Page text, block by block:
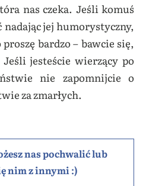
nas czeka. Jeśli komuś
nadając jej humorystyczny,
bardzo – bawcie się,
jesteście wierzący po
nie zapomnijcie o
za zmarłych.
nas pochwalić lub
nim z innymi :)